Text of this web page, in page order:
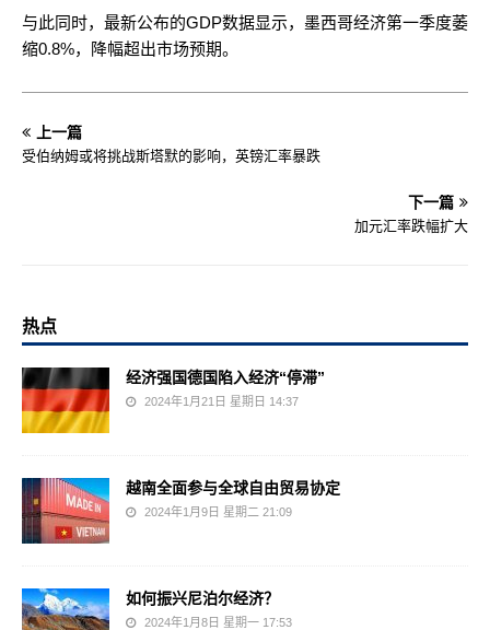
与此同时，最新公布的GDP数据显示，墨西哥经济第一季度萎
缩0.8%，降幅超出市场预期。
上一篇
受伯纳姆或将挑战斯塔默的影响，英镑汇率暴跌
下一篇
加元汇率跌幅扩大
热点
经济强国德国陷入经济“停滞”
2024年1月21日 星期日 14:37
越南全面参与全球自由贸易协定
2024年1月9日 星期二 21:09
如何振兴尼泊尔经济？
2024年1月8日 星期一 17:53